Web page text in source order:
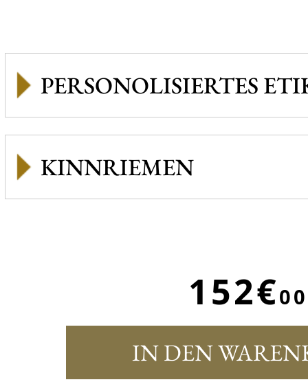
PERSONOLISIERTES
KINNRIEMEN
152€00
IN DEN